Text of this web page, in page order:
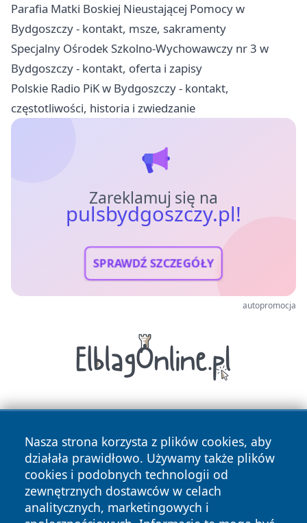
Parafia Matki Boskiej Nieustającej Pomocy w
Bydgoszczy - kontakt, msze, sakramenty
Specjalny Ośrodek Szkolno-Wychowawczy nr 3 w
Bydgoszczy - kontakt, oferta i zapisy
Polskie Radio PiK w Bydgoszczy - kontakt,
częstotliwości, historia i zwiedzanie
Zareklamuj się na
pulsbydgoszczy.pl!
SPRAWDŹ SZCZEGÓŁY
autopromocja
Nasza strona korzysta z plików cookies, aby
działała prawidłowo. Używamy także plików
cookies i podobnych technologii od
zewnętrznych dostawców w celach
analitycznych, marketingowych i
Copyright © 2026 pulsbydgoszczy.pl Wszystkie prawa
zastrzeżone.